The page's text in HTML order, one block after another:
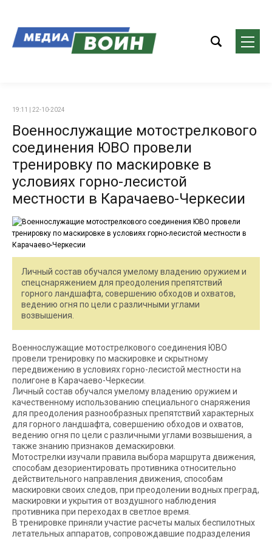
19:11 | 22-10-2024
Военнослужащие мотострелкового
соединения ЮВО провели
тренировку по маскировке в
условиях горно-лесистой
местности в Карачаево-Черкесии
Личный состав обучался умелому владению оружием и
спецснаряжением для преодоления препятствий
горного ландшафта, совершению обходов и охватов,
ведению огня по цели с различными углами
возвышения.
Военнослужащие мотострелкового соединения ЮВО
провели тренировку по маскировке и скрытному
передвижению в условиях горно-лесистой местности на
полигоне в Карачаево-Черкесии.
Личный состав обучался умелому владению оружием и
качественному использованию специального снаряжения
для преодоления разнообразных препятствий характерных
для горного ландшафта, совершению обходов и охватов,
ведению огня по цели с различными углами возвышения, а
также знанию признаков демаскировки.
Мотострелки изучали правила выбора маршрута движения,
способам дезориентировать противника относительно
действительного направления движения, способам
маскировки своих следов, при преодолении водных преград,
маскировки и укрытия от воздушного наблюдения
противника при переходах в светлое время.
В тренировке приняли участие расчеты малых беспилотных
летательных аппаратов, сопровождавшие подразделения